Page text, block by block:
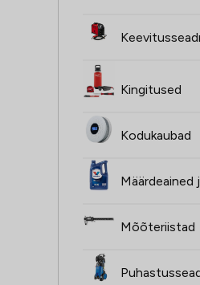
Kingitused
Kodukaubad
Määrdeained
Mõõteriistad